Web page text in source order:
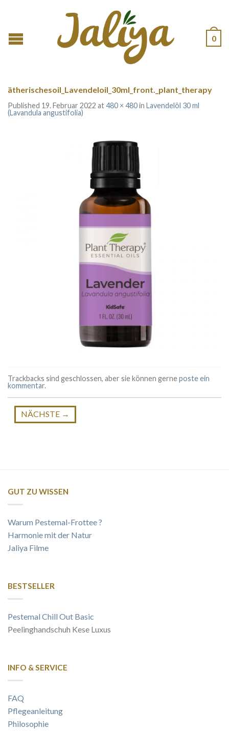
0
ätherischesoil_Lavendeloil_30ml_front._plant_therapy
Published 19. Februar 2022 at480 × 480in Lavendelöl 30 ml
(Lavandula angustifolia)
Trackbacks sind geschlossen, aber sie können gerneposte ein
kommentar.
NÄCHSTE →
GUT ZU WISSEN
Warum Pestemal-Frottee ?
Harmonie mit der Natur
Jaliya Filme
BESTSELLER
Pestemal Chill Out Basic
Peelinghandschuh Kese Luxus
INFO & SERVICE
FAQ
Pflegeanleitung
Philosophie